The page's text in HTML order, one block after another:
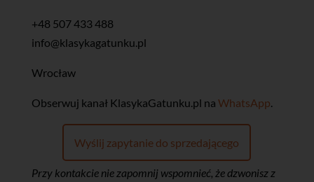
+48 507 433 488
info@klasykagatunku.pl
Wrocław
‎Obserwuj kanał KlasykaGatunku.pl na WhatsApp
Wyślij zapytanie do sprzedającego
Przy kontakcie nie zapomnij wspomnieć, że dzwonisz z